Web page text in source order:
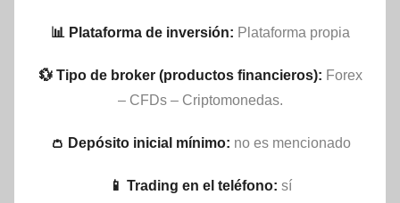
📊 Plataforma de inversión: Plataforma propia
💱 Tipo de broker (productos financieros): Forex
– CFDs – Criptomonedas.
👛 Depósito inicial mínimo: no es mencionado
📱 Trading en el teléfono: sí